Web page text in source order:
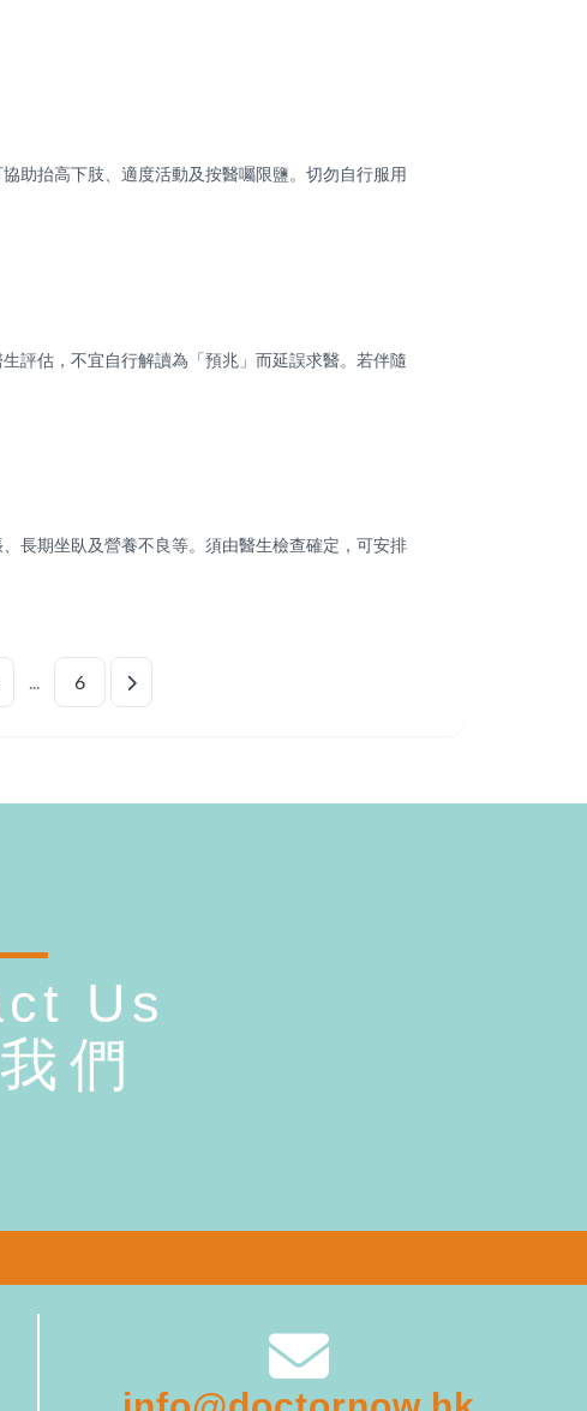
助抬高下肢、適度活動及按醫囑限鹽。切勿自行服用
評估，不宜自行解讀為「預兆」而延誤求醫。若伴隨
長期坐臥及營養不良等。須由醫生檢查確定，可安排
... 6
Us
們